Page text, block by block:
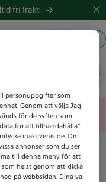
fri frakt
personuppgifter som
Genom att välja Jag
för de syften som
för att tillhandahålla”.
inaktiveras de. Om
annonser som du ser
till denna meny för att
helst genom att klicka
på webbsidan. Dina val